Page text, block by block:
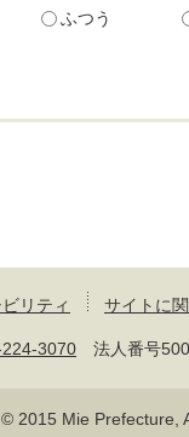
ふつう
リティ サイトに
3070 法人番号
2015 Mie Prefecture,